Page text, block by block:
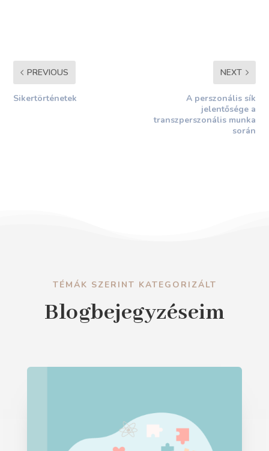
PREVIOUS
Sikertörténetek
NEXT
A perszonális sík
jelentősége a
transzperszonális munka
során
TÉMÁK SZERINT KATEGORIZÁLT
Blogbejegyzéseim